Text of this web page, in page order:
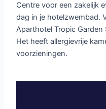
Centre voor een zakelijk
dag in je hotelzwembad.
Aparthotel Tropic Garden
Het heeft allergievrije
voorzieningen.